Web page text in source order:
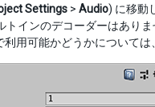
Settings > Audio) に移動
トインのデコーダーはあり
用可能かどうかについて